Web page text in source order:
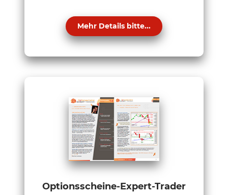
Mehr Details bitte...
Optionsscheine-Expert-Trader